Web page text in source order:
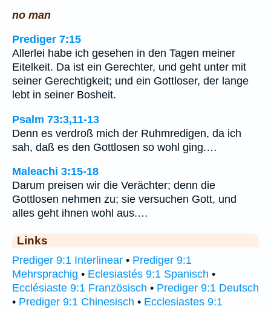
no man
Prediger 7:15
Allerlei habe ich gesehen in den Tagen meiner
Eitelkeit. Da ist ein Gerechter, und geht unter mit
seiner Gerechtigkeit; und ein Gottloser, der lange
lebt in seiner Bosheit.
Psalm 73:3,11-13
Denn es verdroß mich der Ruhmredigen, da ich
sah, daß es den Gottlosen so wohl ging.…
Maleachi 3:15-18
Darum preisen wir die Verächter; denn die
Gottlosen nehmen zu; sie versuchen Gott, und
alles geht ihnen wohl aus.…
Links
Prediger 9:1 Interlinear • Prediger 9:1
Mehrsprachig • Eclesiastés 9:1 Spanisch •
Ecclésiaste 9:1 Französisch • Prediger 9:1 Deutsch
• Prediger 9:1 Chinesisch • Ecclesiastes 9:1